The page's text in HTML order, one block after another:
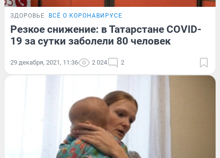
ЗДОРОВЬЕ ВСЁ О КОРОНАВИРУСЕ
Резкое снижение: в Татарстане COVID-
19 за сутки заболели 80 человек
29 декабря, 2021, 11:36 2 024 2